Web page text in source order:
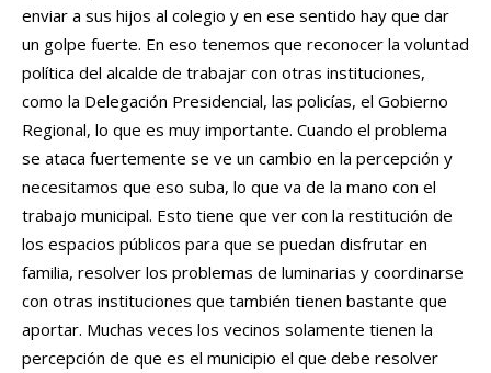
enviar a sus hijos al colegio y en ese sentido hay que dar
un golpe fuerte. En eso tenemos que reconocer la voluntad
política del alcalde de trabajar con otras instituciones,
como la Delegación Presidencial, las policías, el Gobierno
Regional, lo que es muy importante. Cuando el problema
se ataca fuertemente se ve un cambio en la percepción y
necesitamos que eso suba, lo que va de la mano con el
trabajo municipal. Esto tiene que ver con la restitución de
los espacios públicos para que se puedan disfrutar en
familia, resolver los problemas de luminarias y coordinarse
con otras instituciones que también tienen bastante que
aportar. Muchas veces los vecinos solamente tienen la
percepción de que es el municipio el que debe resolver